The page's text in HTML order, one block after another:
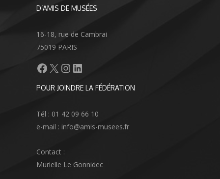
D’AMIS DE MUSÉES
16-18, rue de Cambrai
75019 PARIS
Facebook
X Instagram
LinkedIn
POUR JOINDRE LA FÉDÉRATION
Tél : 01 42 09 66 10
e-mail : info@amis-musees.fr
Contact :
Murielle Le Gonnidec